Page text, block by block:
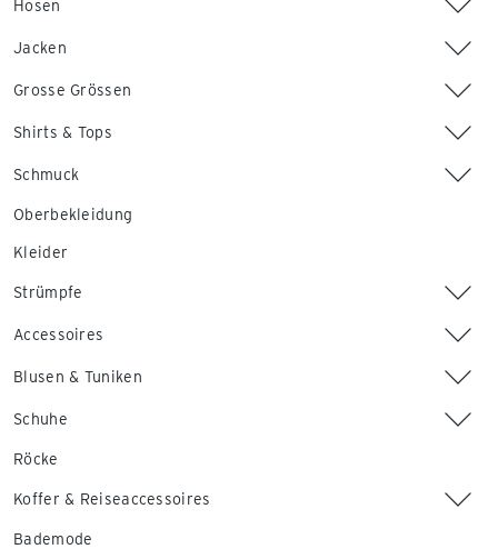
Hosen
Jacken
Grosse Grössen
Shirts & Tops
Schmuck
Oberbekleidung
Kleider
Strümpfe
Accessoires
Blusen & Tuniken
Schuhe
Röcke
Koffer & Reiseaccessoires
Bademode